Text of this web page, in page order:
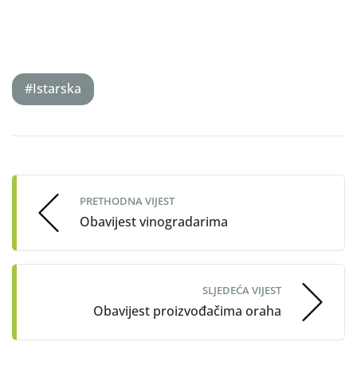
#Istarska
navigation
PRETHODNA VIJEST
Obavijest vinogradarima
SLJEDEĆA VIJEST
Obavijest proizvođačima oraha